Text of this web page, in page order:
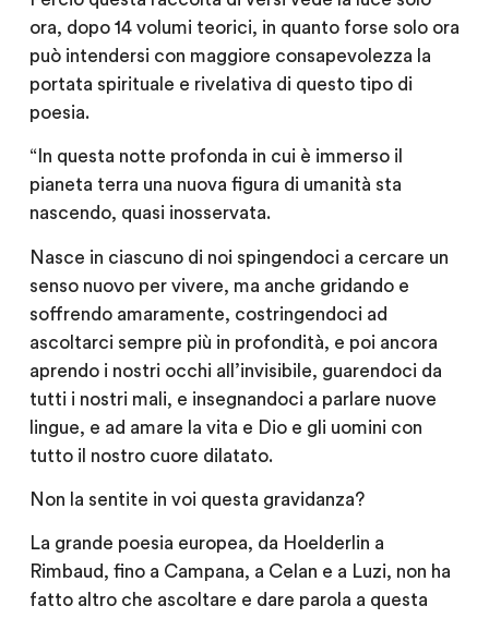
ora, dopo 14 volumi teorici, in quanto forse solo ora
può intendersi con maggiore consapevolezza la
portata spirituale e rivelativa di questo tipo di
poesia.
“In questa notte profonda in cui è immerso il
pianeta terra una nuova figura di umanità sta
nascendo, quasi inosservata.
Nasce in ciascuno di noi spingendoci a cercare un
senso nuovo per vivere, ma anche gridando e
soffrendo amaramente, costringendoci ad
ascoltarci sempre più in profondità, e poi ancora
aprendo i nostri occhi all’invisibile, guarendoci da
tutti i nostri mali, e insegnandoci a parlare nuove
lingue, e ad amare la vita e Dio e gli uomini con
tutto il nostro cuore dilatato.
Non la sentite in voi questa gravidanza?
La grande poesia europea, da Hoelderlin a
Rimbaud, fino a Campana, a Celan e a Luzi, non ha
fatto altro che ascoltare e dare parola a questa